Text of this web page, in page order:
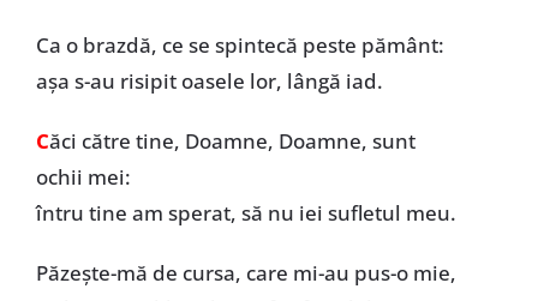
Ca o brazdă, ce se spintecă peste pământ:
așa s-au risipit oasele lor, lângă iad.
Căci către tine, Doamne, Doamne, sunt
ochii mei:
întru tine am sperat, să nu iei sufletul meu.
Păzește-mă de cursa, care mi-au pus-o mie,